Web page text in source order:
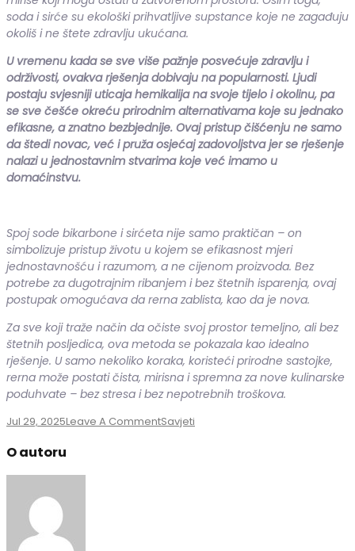
soda i sirće su ekološki prihvatljive supstance koje ne zagađuju
okoliš i ne štete zdravlju ukućana.
U vremenu kada se sve više pažnje posvećuje zdravlju i
održivosti, ovakva rješenja dobivaju na popularnosti. Ljudi
postaju svjesniji uticaja hemikalija na svoje tijelo i okolinu, pa
se sve češće okreću prirodnim alternativama koje su jednako
efikasne, a znatno bezbjednije. Ovaj pristup čišćenju ne samo
da štedi novac, već i pruža osjećaj zadovoljstva jer se rješenje
nalazi u jednostavnim stvarima koje već imamo u
domaćinstvu.
Spoj sode bikarbone i sirćeta nije samo praktičan – on
simbolizuje pristup životu u kojem se efikasnost mjeri
jednostavnošću i razumom, a ne cijenom proizvoda. Bez
potrebe za dugotrajnim ribanjem i bez štetnih isparenja, ovaj
postupak omogućava da rerna zablista, kao da je nova.
Za sve koji traže način da očiste svoj prostor temeljno, ali bez
štetnih posljedica, ova metoda se pokazala kao idealno
rješenje. U samo nekoliko koraka, koristeći prirodne sastojke,
rerna može postati čista, mirisna i spremna za nove kulinarske
poduhvate – bez stresa i bez nepotrebnih troškova.
Jul 29, 2025Leave A CommentOn
Savjeti
O autoru